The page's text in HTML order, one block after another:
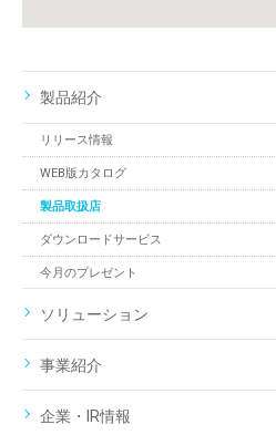
製品紹介
リリース情報
WEB版カタログ
製品取扱店
ダウンロードサービス
今月のプレゼント
ソリューション
事業紹介
企業・IR情報